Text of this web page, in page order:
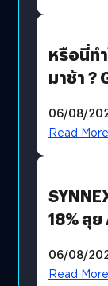
หรือนี่ท
มาช้า ?
AGI
06/08/
Read More
18% ลุ
06/08/
Read More